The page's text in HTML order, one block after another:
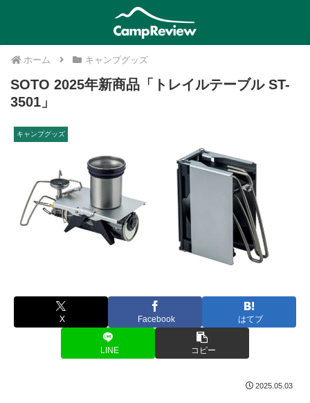
ホーム キャンプグッズ
SOTO 2025年新商品「トレイルテーブル ST-
3501」
キャンプグッズ
X Facebook はてブ
LINE コピー
2025.05.03